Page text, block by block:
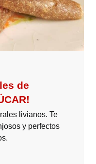
de
livianos. Te
y perfectos